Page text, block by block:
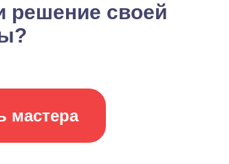
решение своей
мастера